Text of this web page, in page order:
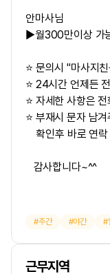
안마사님
▶월300만이상 가
⭐ 문의시 "마사지
⭐ 24시간 언제든
⭐ 자세한 사항은
⭐ 부재시 문자 남
확인후 바로 연락
감사합니다~^^
주간 야간
근무지역